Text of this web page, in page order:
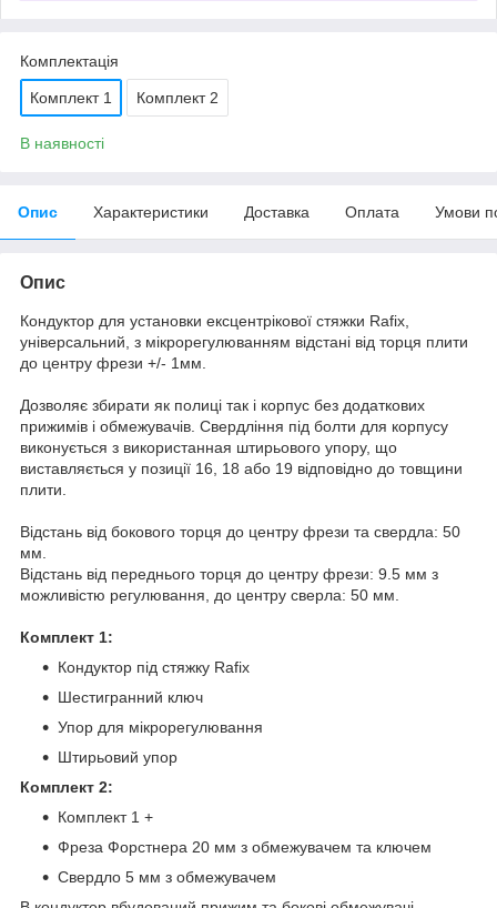
Комплектація
Комплект 1 Комплект 2
В наявності
Опис Характеристики Доставка Оплата Умови
Опис
Кондуктор для установки ексцентрікової стяжки Rafix,
універсальний, з мікрорегулюванням відстані від торця плити
до центру фрези +/- 1мм.
Дозволяє збирати як полиці так і корпус без додаткових
прижимів і обмежувачів. Свердління під болти для корпусу
виконується з використанная штирьового упору, що
виставляється у позиції 16, 18 або 19 відповідно до товщини
плити.
Відстань від бокового торця до центру фрези та свердла: 50
мм.
Відстань від переднього торця до центру фрези: 9.5 мм з
можливістю регулювання, до центру сверла: 50 мм.
Комплект 1:
Кондуктор під стяжку Rafix
Шестигранний ключ
Упор для мікрорегулювання
Штирьовий упор
Комплект 2:
Комплект 1 +
Фреза Форстнера 20 мм з обмежувачем та ключем
Свердло 5 мм з обмежувачем